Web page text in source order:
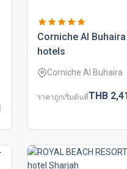
corniche al buhaira
hotels
Corniche Al Buhaira
ราคาถูกเริ่มต้นที่THB